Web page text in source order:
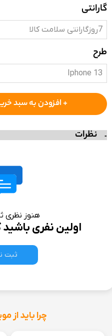
گارانتی
7روزگارانتی سلامت کالا
طرح
Iphone 13
+ افزودن به سبد
نظرات
هنوز نظری
اولین نفری
ثبت
چرا باید از